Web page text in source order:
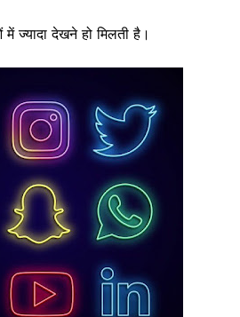
देखने हो मिलती है।